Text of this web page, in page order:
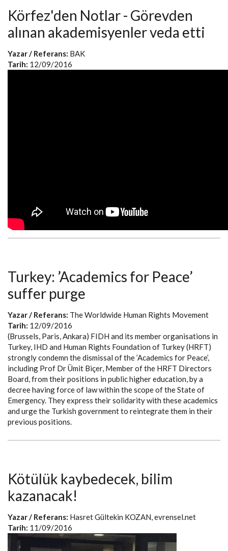
Körfez'den Notlar - Görevden
alınan akademisyenler veda etti
Yazar / Referans: BAK
Tarih: 12/09/2016
Turkey: ’Academics for Peace’
suffer purge
Yazar / Referans: The Worldwide Human Rights Movement
Tarih: 12/09/2016
(Brussels, Paris, Ankara) FIDH and its member organisations in
Turkey, IHD and Human Rights Foundation of Turkey (HRFT)
strongly condemn the dismissal of the ’Academics for Peace’,
including Prof Dr Ümit Biçer, Member of the HRFT Directors
Board, from their positions in public higher education, by a
decree having force of law within the scope of the State of
Emergency. They express their solidarity with these academics
and urge the Turkish government to reintegrate them in their
previous positions.
Kötülük kaybedecek, bilim
kazanacak!
Yazar / Referans: Hasret Gültekin KOZAN, evrensel.net
Tarih: 11/09/2016